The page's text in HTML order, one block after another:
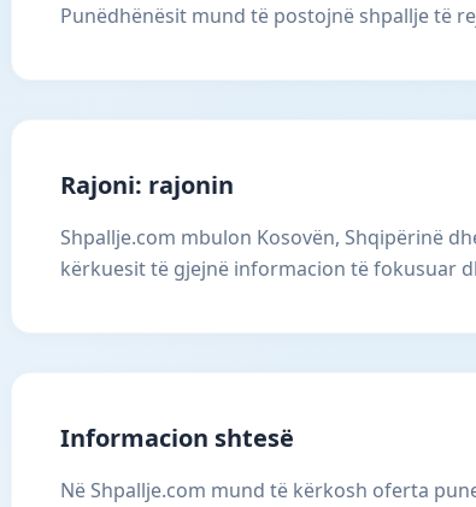
Punëdhënësit mund të postojnë shpallje të
Rajoni: rajonin
Shpallje.com mbulon Kosovën, Shqipërinë
kërkuesit të gjejnë informacion të fokusuar
Informacion shtesë
Në Shpallje.com mund të kërkosh oferta